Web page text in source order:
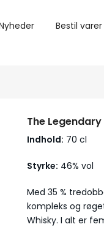
Bestil
The
Indhold: 70 cl
Styrke: 46% vol
Med 35 %
kompleks og
Whisky. I alt er